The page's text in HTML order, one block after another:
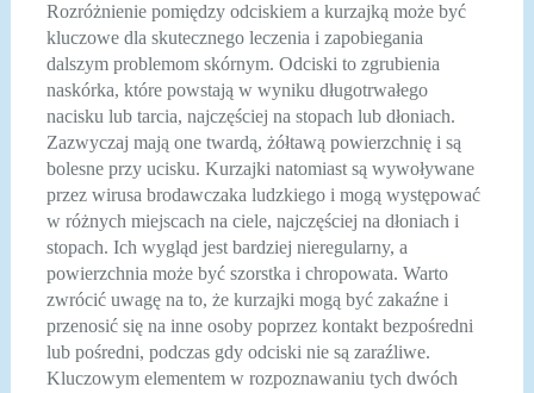
Rozróżnienie pomiędzy odciskiem a kurzajką może być
kluczowe dla skutecznego leczenia i zapobiegania
dalszym problemom skórnym. Odciski to zgrubienia
naskórka, które powstają w wyniku długotrwałego
nacisku lub tarcia, najczęściej na stopach lub dłoniach.
Zazwyczaj mają one twardą, żółtawą powierzchnię i są
bolesne przy ucisku. Kurzajki natomiast są wywoływane
przez wirusa brodawczaka ludzkiego i mogą występować
w różnych miejscach na ciele, najczęściej na dłoniach i
stopach. Ich wygląd jest bardziej nieregularny, a
powierzchnia może być szorstka i chropowata. Warto
zwrócić uwagę na to, że kurzajki mogą być zakaźne i
przenosić się na inne osoby poprzez kontakt bezpośredni
lub pośredni, podczas gdy odciski nie są zaraźliwe.
Kluczowym elementem w rozpoznawaniu tych dwóch